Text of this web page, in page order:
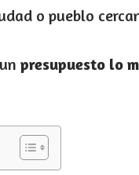
o pueblo
presupuesto lo